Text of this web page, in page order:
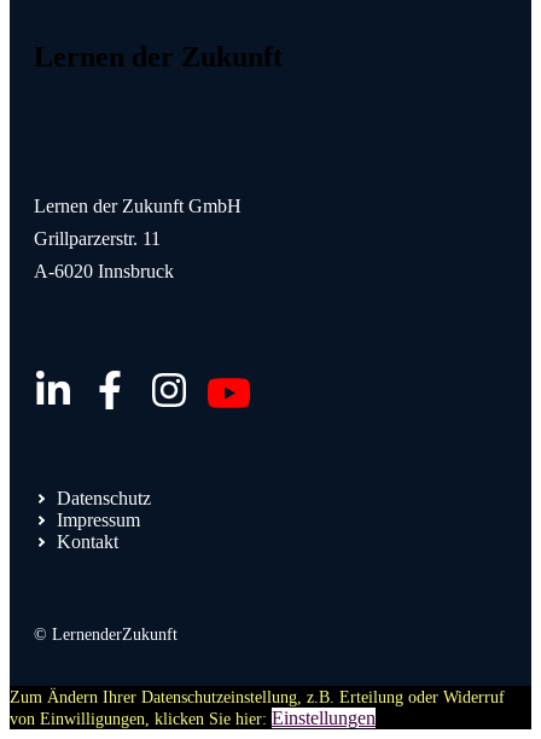
Lernen der Zukunft
Lernen der Zukunft GmbH
Grillparzerstr. 11
A-6020 Innsbruck
Datenschutz
Impressum
Kontakt
© LernenderZukunft
Zum Ändern Ihrer Datenschutzeinstellung, z.B. Erteilung oder Widerruf
von Einwilligungen, klicken Sie hier: Einstellungen